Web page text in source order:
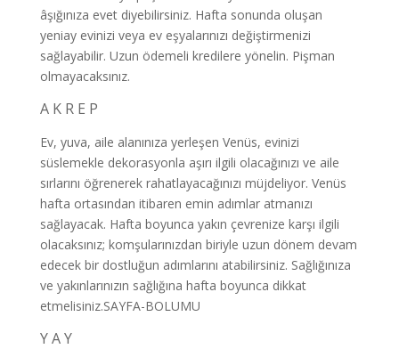
âşığınıza evet diyebilirsiniz. Hafta sonunda oluşan
yeniay evinizi veya ev eşyalarınızı değiştirmenizi
sağlayabilir. Uzun ödemeli kredilere yönelin. Pişman
olmayacaksınız.
A K R E P
Ev, yuva, aile alanınıza yerleşen Venüs, evinizi
süslemekle dekorasyonla aşırı ilgili olacağınızı ve aile
sırlarını öğrenerek rahatlayacağınızı müjdeliyor. Venüs
hafta ortasından itibaren emin adımlar atmanızı
sağlayacak. Hafta boyunca yakın çevrenize karşı ilgili
olacaksınız; komşularınızdan biriyle uzun dönem devam
edecek bir dostluğun adımlarını atabilirsiniz. Sağlığınıza
ve yakınlarınızın sağlığına hafta boyunca dikkat
etmelisiniz.SAYFA-BOLUMU
Y A Y